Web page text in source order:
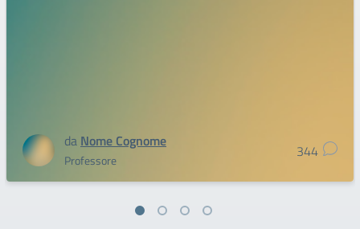
da Nome Cognome
Professore 344